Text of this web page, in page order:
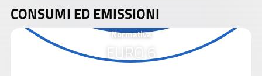
CONSUMI ED EMISSIONI
Normativa
EURO 6